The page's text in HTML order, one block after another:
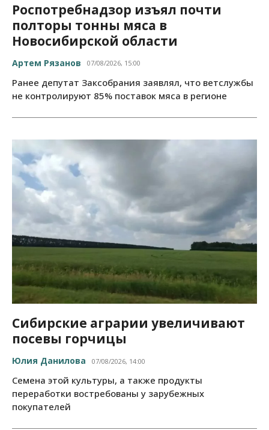
Роспотребнадзор изъял почти
полторы тонны мяса в
Новосибирской области
Артем Рязанов 07/08/2026, 15:00
Ранее депутат Заксобрания заявлял, что ветслужбы
не контролируют 85% поставок мяса в регионе
Сибирские аграрии увеличивают
посевы горчицы
Юлия Данилова 07/08/2026, 14:00
Семена этой культуры, а также продукты
переработки востребованы у зарубежных
покупателей